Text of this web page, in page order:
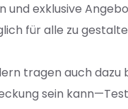
exklusive
für alle zu
tragen auch dazu
sein